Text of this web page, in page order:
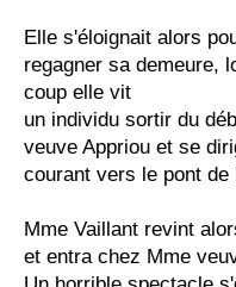
Elle s'éloignait alors
regagner sa demeure,
coup elle vit
un individu sortir du
veuve Appriou et se
courant vers le pont de
Mme Vaillant revint
et entra chez Mme